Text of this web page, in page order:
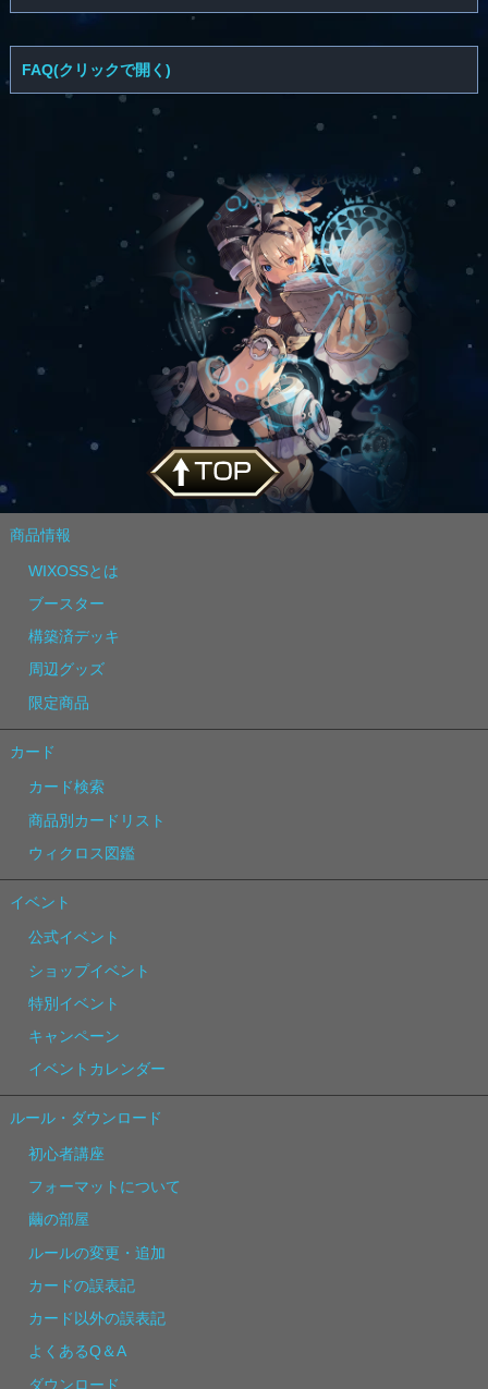
FAQ(クリックで開く)
商品情報
WIXOSSとは
ブースター
構築済デッキ
周辺グッズ
限定商品
カード
カード検索
商品別カードリスト
ウィクロス図鑑
イベント
公式イベント
ショップイベント
特別イベント
キャンペーン
イベントカレンダー
ルール・ダウンロード
初心者講座
フォーマットについて
繭の部屋
ルールの変更・追加
カードの誤表記
カード以外の誤表記
よくあるQ＆A
ダウンロード